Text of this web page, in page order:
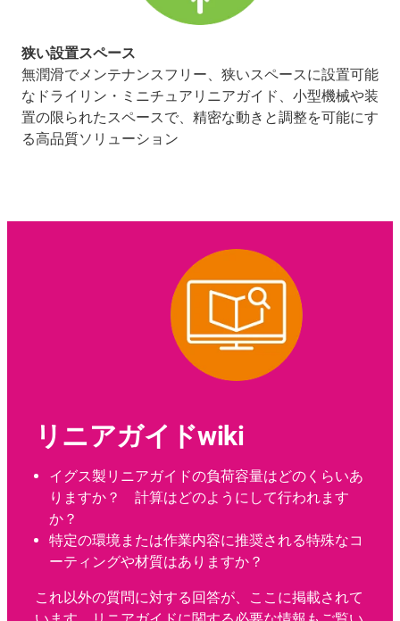
狭い設置スペース
無潤滑でメンテナンスフリー、狭いスペースに設置可能
なドライリン・ミニチュアリニアガイド、小型機械や装
置の限られたスペースで、精密な動きと調整を可能にす
る高品質ソリューション
リニアガイドwiki
イグス製リニアガイドの負荷容量はどのくらいあ
りますか？ 計算はどのようにして行われます
か？
特定の環境または作業内容に推奨される特殊なコ
ーティングや材質はありますか？
これ以外の質問に対する回答が、ここに掲載されて